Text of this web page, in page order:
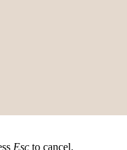
Esc to cancel.